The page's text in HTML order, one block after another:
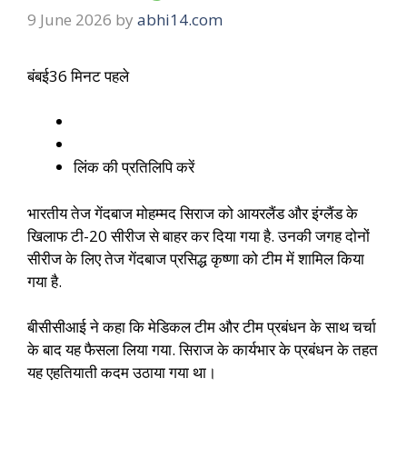
9 June 2026 by abhi14.com
बंबई36 मिनट पहले
लिंक की प्रतिलिपि करें
भारतीय तेज गेंदबाज मोहम्मद सिराज को आयरलैंड और इंग्लैंड के
खिलाफ टी-20 सीरीज से बाहर कर दिया गया है. उनकी जगह दोनों
सीरीज के लिए तेज गेंदबाज प्रसिद्ध कृष्णा को टीम में शामिल किया
गया है.
बीसीसीआई ने कहा कि मेडिकल टीम और टीम प्रबंधन के साथ चर्चा
के बाद यह फैसला लिया गया. सिराज के कार्यभार के प्रबंधन के तहत
यह एहतियाती कदम उठाया गया था।